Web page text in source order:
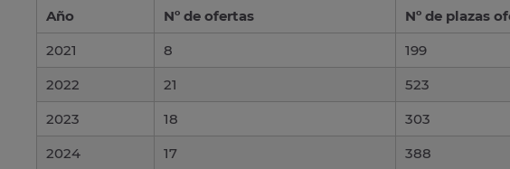
Año Nº de ofertas
Nº de plazas
2021
8
199
2022
21
523
2023
18
303
2024
17
388